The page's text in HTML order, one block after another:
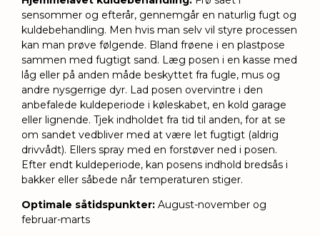
sensommer og efterår, gennemgår en naturlig fugt og
kuldebehandling. Men hvis man selv vil styre processen
kan man prøve følgende. Bland frøene i en plastpose
sammen med fugtigt sand. Læg posen i en kasse med
låg eller på anden måde beskyttet fra fugle, mus og
andre nysgerrige dyr. Lad posen overvintre i den
anbefalede kuldeperiode i køleskabet, en kold garage
eller lignende. Tjek indholdet fra tid til anden, for at se
om sandet vedbliver med at være let fugtigt (aldrig
drivvådt). Ellers spray med en forstøver ned i posen.
Efter endt kuldeperiode, kan posens indhold bredsås i
bakker eller såbede når temperaturen stiger.
Optimale såtidspunkter: August-november og
februar-marts